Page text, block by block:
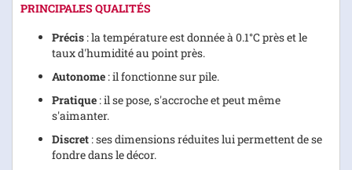
PRINCIPALES QUALITÉS
Précis : la température est donnée à 0.1°C près et le
taux d'humidité au point près.
Autonome : il fonctionne sur pile.
Pratique : il se pose, s'accroche et peut même
s'aimanter.
Discret : ses dimensions réduites lui permettent de se
fondre dans le décor.